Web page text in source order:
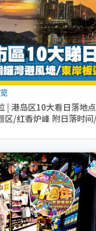
| 港岛区10大看日落地
区/红香炉峰 附日落时